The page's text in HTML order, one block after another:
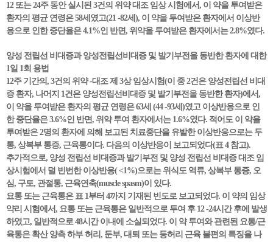
12 또는 24주 동안 실시된 3건의 위약 대조 임상 시험에서, 이 약을 투여받은
환자의 평균 연령은 58세였고(21 -82세), 이 약을 투여받은 환자에서 이상반
응으로 인한 중단율은 4.1%인 반면, 위약을 투여받은 환자에서는 2.8%였다.
양성 전립선 비대증과 양성전립선비대증 및 발기부전을 동반한 환자에 대한
1일 1회 용법
12주 기간의, 3건의 위약 -대조 제 3상 임상시험(이 중 2건은 양성전립선 비대
증 환자, 나머지 1건은 양성전립선비대증 및 발기부전을 동반한 환자)에서,
이 약을 투여받은 환자의 평균 연령은 63세 (44 -93세)였고 이상반응으로 인
한 중단율은 3.6%인 반면, 위약 투여 환자에서는 1.6%였다. 적어도 이 약을
투여받은 2명의 환자에 의해 보고된 치료중단을 유발한 이상반응으로는 두
통, 상복부 통증, 근육통이다. 다음의 이상반응이 보고되었다(표 4 참고).
추가적으로, 양성 전립선 비대증과 발기부전 및 양성 전립선 비대증 대조 임
상시험에서 덜 빈번한 이상반응( <1%)으로는 위식도 역류, 상복부 통증, 오
심, 구토, 관절통, 근육연축(muscle spasm)이 있다.
요통 또는 근육통은 표 1부터 4까지 기재된 빈도로 보고되었다. 이 약의 임상
약리 시험에서, 요통 또는 근육통은 일반적으로 투여 후 12 -24시간 후에 발생
하였고, 일반적으로 48시간 이내에 소실되었다. 이 약 투여와 관련된 요통/근
육통은 확산 양측 하부 허리, 둔부, 대퇴 또는 등허리 근육 불편의 특징을 나